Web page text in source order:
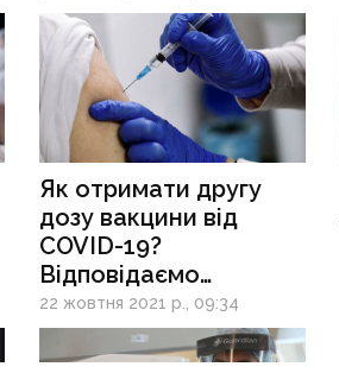
Як отримати другу
дозу вакцини від
COVID-19?
Відповідаємо
на найпоширеніші
запитання
22 жовтня 2021 р., 09:34